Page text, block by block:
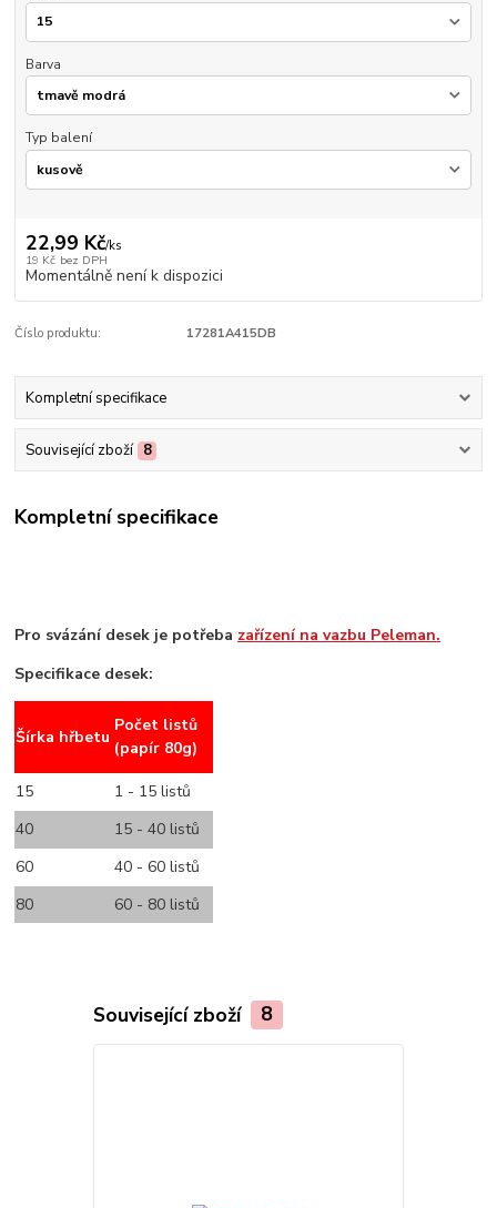
Barva
Typ balení
22,99 Kč/ks
19 Kč bez DPH
Momentálně není k dispozici
Číslo produktu: 17281A415DB
Kompletní specifikace
Související zboží 8
Kompletní specifikace
Pro svázání desek je potřeba zařízení na vazbu Peleman.
Specifikace desek:
Šírka hřbetu
Počet listů
(papír 80g)
15
1 - 15 listů
40
15 - 40 listů
60
40 - 60 listů
80
60 - 80 listů
Související zboží 8